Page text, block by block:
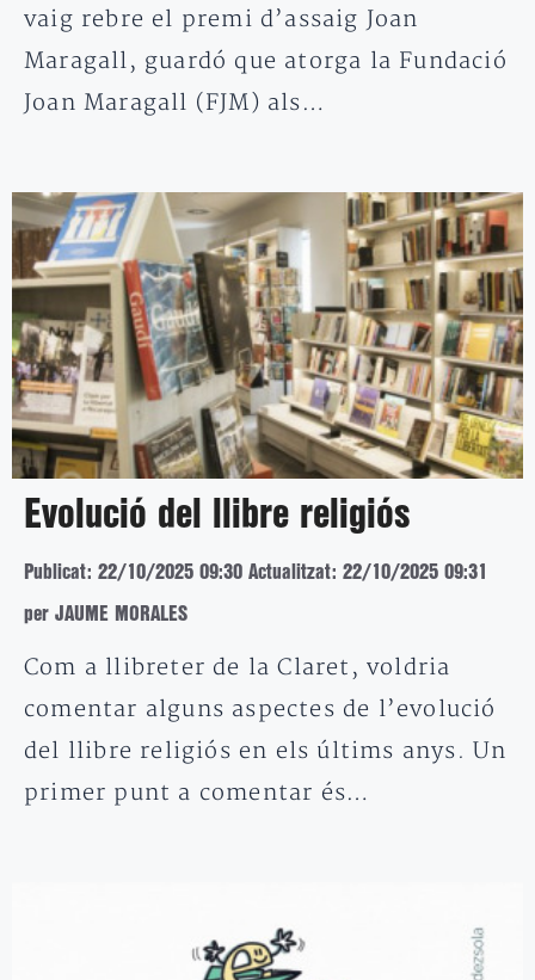
vaig rebre el premi d’assaig Joan
Maragall, guardó que atorga la Fundació
Joan Maragall (FJM) als…
Evolució del llibre religiós
Publicat: 22/10/2025 09:30 Actualitzat: 22/10/2025 09:31
per JAUME MORALES
Com a llibreter de la Claret, voldria
comentar alguns aspectes de l’evolució
del llibre religiós en els últims anys. Un
primer punt a comentar és…